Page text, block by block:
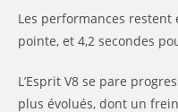
Les performances restent
pointe, et 4,2 secondes
L’Esprit V8 se pare
plus évolués, dont un